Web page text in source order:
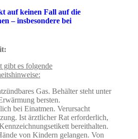
auf keinen Fall auf die
– insbesondere bei
gibt es folgende
Gas. Behälter steht unter
bersten.
bei Einatmen. Verursacht
Ist ärztlicher Rat erforderlich,
bereithalten.
von Kindern gelangen. Von